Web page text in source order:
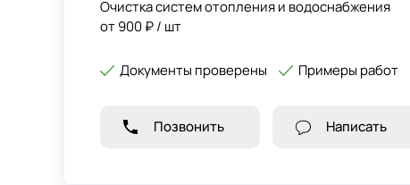
Очистка систем отопления и водоснабжения
от 900 ₽ / шт
Документы проверены Примеры работ
Позвонить Написать